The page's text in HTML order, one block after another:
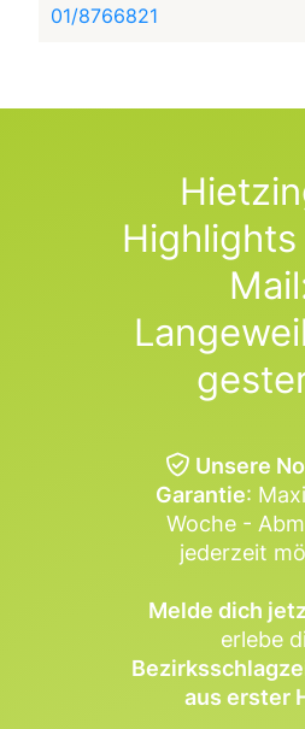
01/8766821
Unsere
Garantie:
Woche -
jederzeit
Melde dich
erlebe
aus erster